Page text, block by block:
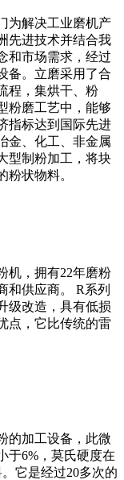
为解决工业磨机产
先进技术并结合我
和市场需求，经过
备。立磨采用了合
程，集烘干、粉
粉磨工艺中，能够
指标达到国际先进
金、化工、非金属
型制粉加工，将块
粉状物料。
机，拥有22年磨粉
和供应商。 R系列
级改造，具有低损
点，它比传统的雷
的加工设备，此微
于6%，莫氏硬度在
它是经过20多次的